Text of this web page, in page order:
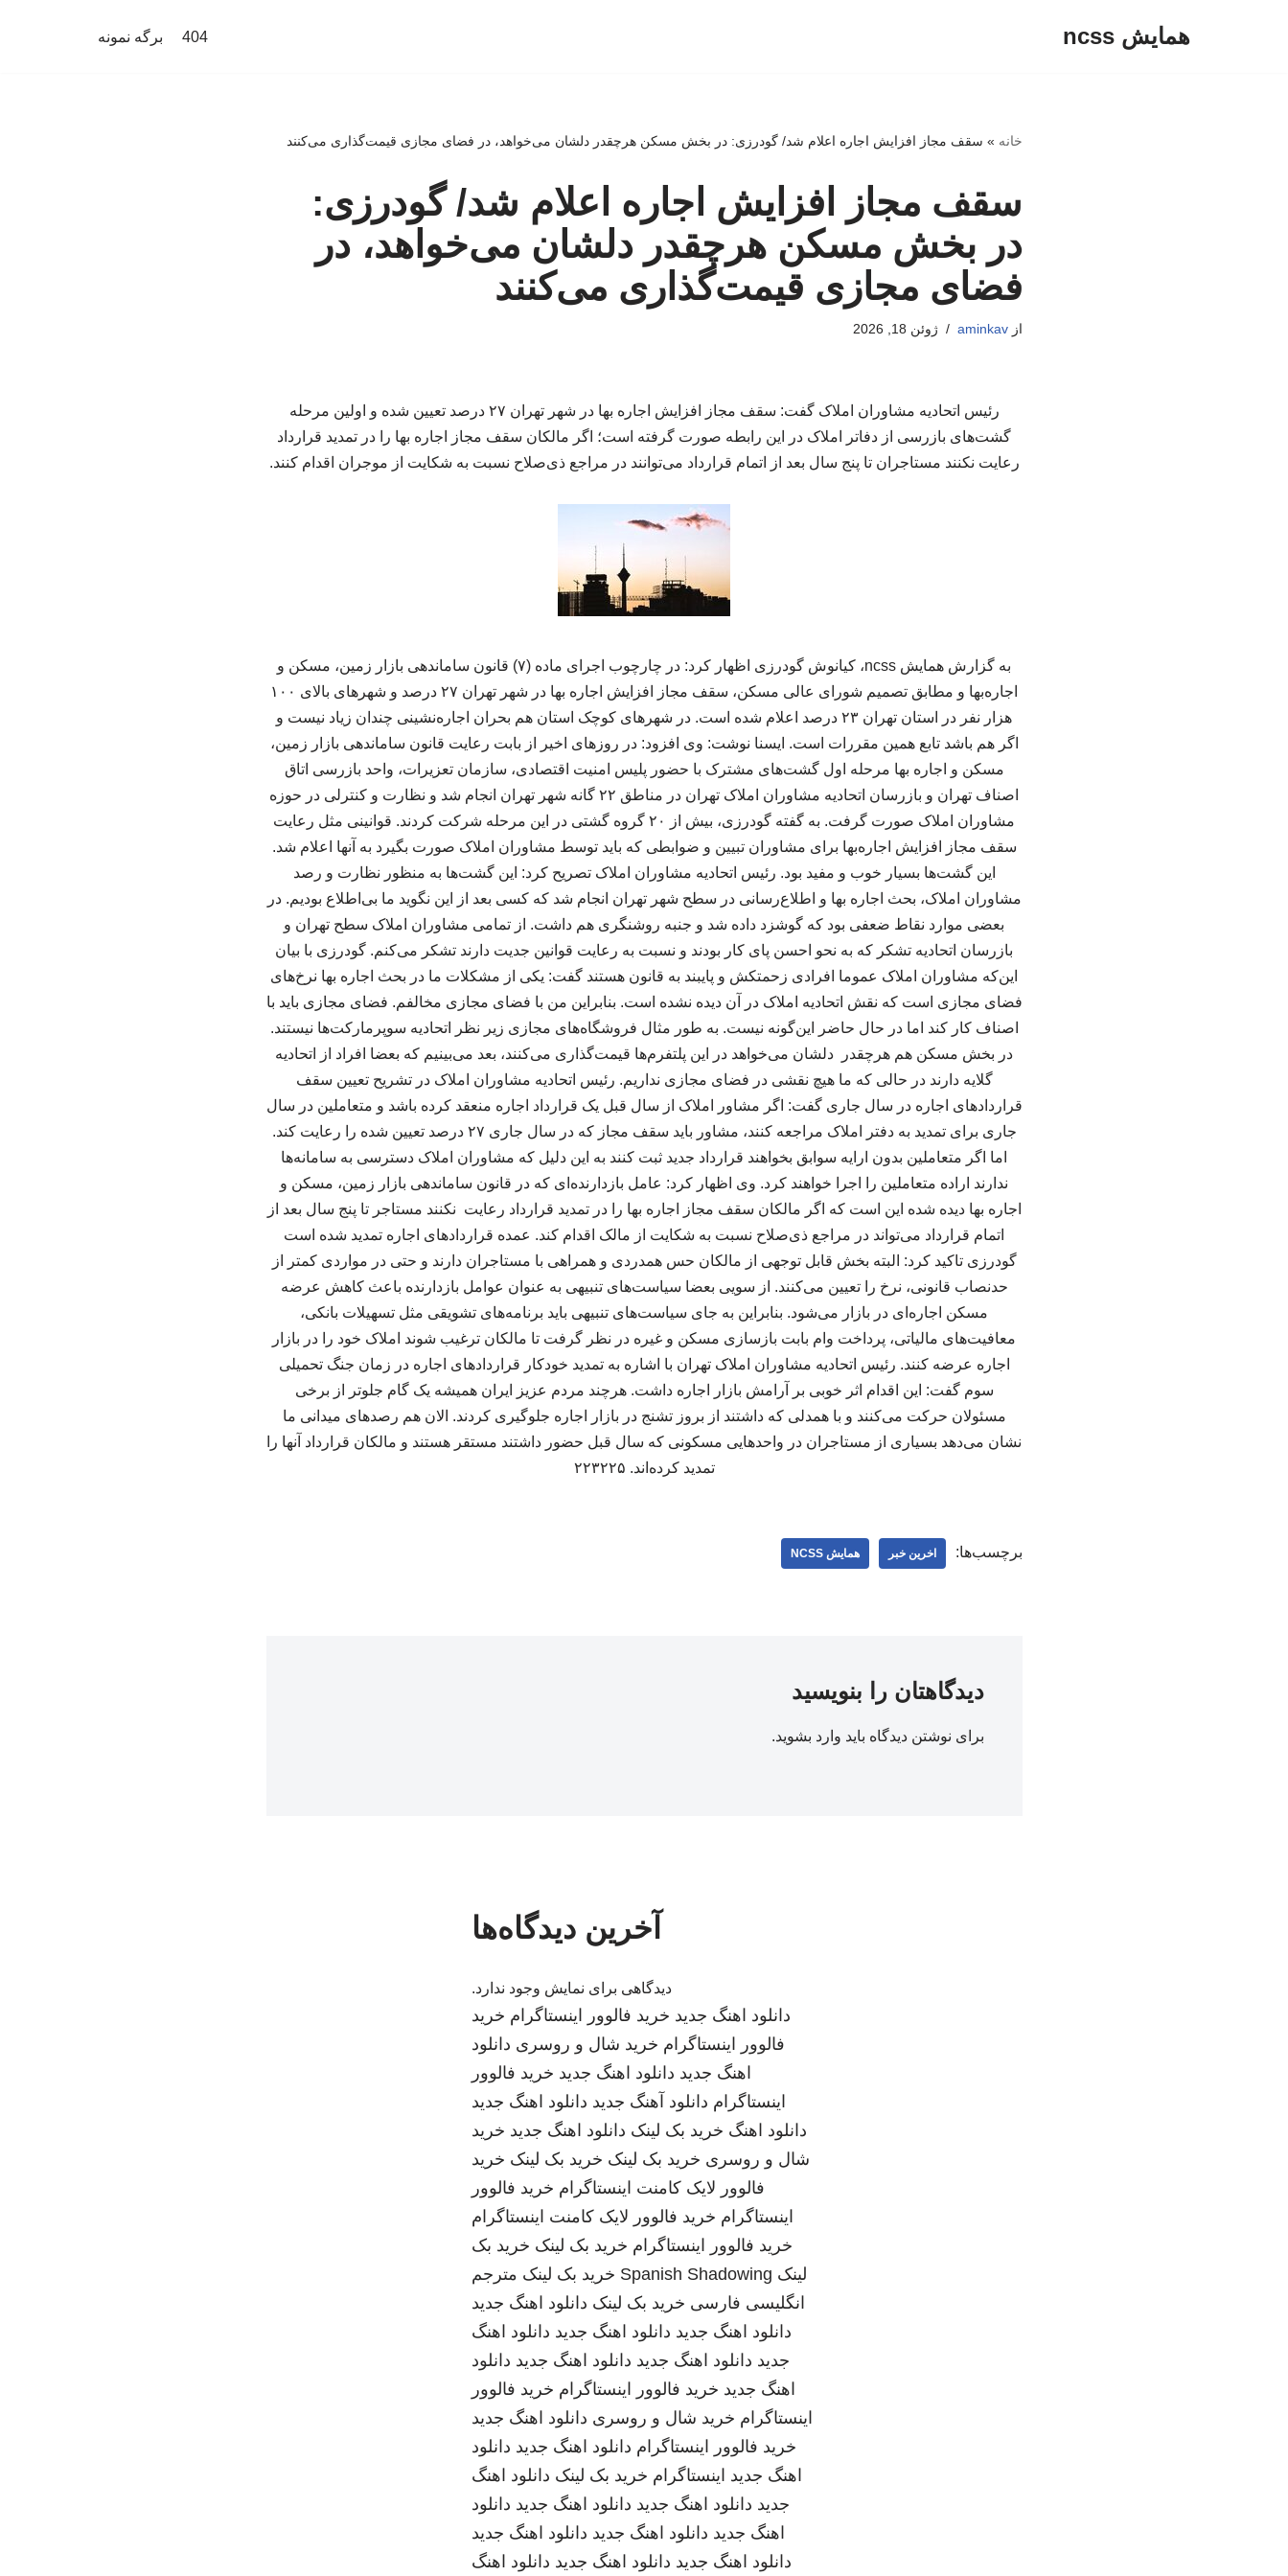
همایش ncss 404 برگه نمونه
خانه » سقف مجاز افزایش اجاره اعلام شد/ گودرزی: در بخش مسکن هرچقدر دلشان می‌خواهد، در فضای مجازی قیمت‌گذاری می‌کنند
سقف مجاز افزایش اجاره اعلام شد/ گودرزی:
در بخش مسکن هرچقدر دلشان می‌خواهد، در
فضای مجازی قیمت‌گذاری می‌کنند
ازaminkav ژوئن 18, 2026
رئیس اتحادیه مشاوران املاک گفت: سقف مجاز افزایش اجاره بها در شهر تهران ۲۷ درصد تعیین شده و اولین مرحله
گشت‌های بازرسی از دفاتر املاک در این رابطه صورت گرفته است؛ اگر مالکان سقف مجاز اجاره بها را در تمدید قرارداد
رعایت نکنند مستاجران تا پنج سال بعد از اتمام قرارداد می‌توانند در مراجع ذی‌صلاح نسبت به شکایت از موجران اقدام کنند.
به گزارش همایش ncss، کیانوش گودرزی اظهار کرد: در چارچوب اجرای ماده (۷) قانون ساماندهی بازار زمین، مسکن و
اجاره‌بها و مطابق تصمیم شورای عالی مسکن، سقف مجاز افزایش اجاره بها در شهر تهران ۲۷ درصد و شهرهای بالای ۱۰۰
هزار نفر در استان تهران ۲۳ درصد اعلام شده است. در شهرهای کوچک استان هم بحران اجاره‌نشینی چندان زیاد نیست و
اگر هم باشد تابع همین مقررات است. ایسنا نوشت: وی افزود: در روزهای اخیر از بابت رعایت قانون ساماندهی بازار زمین،
مسکن و اجاره بها مرحله اول گشت‌های مشترک با حضور پلیس امنیت اقتصادی، سازمان تعزیرات، واحد بازرسی اتاق
اصناف تهران و بازرسان اتحادیه مشاوران املاک تهران در مناطق ۲۲ گانه شهر تهران انجام شد و نظارت و کنترلی در حوزه
مشاوران املاک صورت گرفت. به گفته گودرزی، بیش از ۲۰ گروه گشتی در این مرحله شرکت کردند. قوانینی مثل رعایت
سقف مجاز افزایش اجاره‌بها برای مشاوران تبیین و ضوابطی که باید توسط مشاوران املاک صورت بگیرد به آنها اعلام شد.
این گشت‌ها بسیار خوب و مفید بود. رئیس اتحادیه مشاوران املاک تصریح کرد: این گشت‌ها به منظور نظارت و رصد
مشاوران املاک، بحث اجاره بها و اطلاع‌رسانی در سطح شهر تهران انجام شد که کسی بعد از این نگوید ما بی‌اطلاع بودیم. در
بعضی موارد نقاط ضعفی بود که گوشزد داده شد و جنبه روشنگری هم داشت. از تمامی مشاوران املاک سطح تهران و
بازرسان اتحادیه تشکر که به نحو احسن پای کار بودند و نسبت به رعایت قوانین جدیت دارند تشکر می‌کنم. گودرزی با بیان
این‌که مشاوران املاک عموما افرادی زحمتکش و پایبند به قانون هستند گفت: یکی از مشکلات ما در بحث اجاره بها نرخ‌های
فضای مجازی است که نقش اتحادیه املاک در آن دیده نشده است. بنابراین من با فضای مجازی مخالفم. فضای مجازی باید با
اصناف کار کند اما در حال حاضر این‌گونه نیست. به طور مثال فروشگاه‌های مجازی زیر نظر اتحادیه سوپرمارکت‌ها نیستند.
در بخش مسکن هم هرچقدر دلشان می‌خواهد در این پلتفرم‌ها قیمت‌گذاری می‌کنند، بعد می‌بینیم که بعضا افراد از اتحادیه
گلایه دارند در حالی که ما هیچ نقشی در فضای مجازی نداریم. رئیس اتحادیه مشاوران املاک در تشریح تعیین سقف
قراردادهای اجاره در سال جاری گفت: اگر مشاور املاک از سال قبل یک قرارداد اجاره منعقد کرده باشد و متعاملین در سال
جاری برای تمدید به دفتر املاک مراجعه کنند، مشاور باید سقف مجاز که در سال جاری ۲۷ درصد تعیین شده را رعایت کند.
اما اگر متعاملین بدون ارایه سوابق بخواهند قرارداد جدید ثبت کنند به این دلیل که مشاوران املاک دسترسی به سامانه‌ها
ندارند اراده متعاملین را اجرا خواهند کرد. وی اظهار کرد: عامل بازدارنده‌ای که در قانون ساماندهی بازار زمین، مسکن و
اجاره بها دیده شده این است که اگر مالکان سقف مجاز اجاره بها را در تمدید قرارداد رعایت نکنند مستاجر تا پنج سال بعد از
اتمام قرارداد می‌تواند در مراجع ذی‌صلاح نسبت به شکایت از مالک اقدام کند. عمده قراردادهای اجاره تمدید شده است
گودرزی تاکید کرد: البته بخش قابل توجهی از مالکان حس همدردی و همراهی با مستاجران دارند و حتی در مواردی کمتر از
حدنصاب قانونی، نرخ را تعیین می‌کنند. از سویی بعضا سیاست‌های تنبیهی به عنوان عوامل بازدارنده باعث کاهش عرضه
مسکن اجاره‌ای در بازار می‌شود. بنابراین به جای سیاست‌های تنبیهی باید برنامه‌های تشویقی مثل تسهیلات بانکی،
معافیت‌های مالیاتی، پرداخت وام بابت بازسازی مسکن و غیره در نظر گرفت تا مالکان ترغیب شوند املاک خود را در بازار
اجاره عرضه کنند. رئیس اتحادیه مشاوران املاک تهران با اشاره به تمدید خودکار قراردادهای اجاره در زمان جنگ تحمیلی
سوم گفت: این اقدام اثر خوبی بر آرامش بازار اجاره داشت. هرچند مردم عزیز ایران همیشه یک گام جلوتر از برخی
مسئولان حرکت می‌کنند و با همدلی که داشتند از بروز تشنج در بازار اجاره جلوگیری کردند. الان هم رصدهای میدانی ما
نشان می‌دهد بسیاری از مستاجران در واحدهایی مسکونی که سال قبل حضور داشتند مستقر هستند و مالکان قرارداد آنها را
تمدید کرده‌اند. ۲۲۳۲۲۵
برچسب‌ها: اخرین خبر همایش NCSS
دیدگاهتان را بنویسید
برای نوشتن دیدگاه باید وارد بشوید.
آخرین دیدگاه‌ها
دیدگاهی برای نمایش وجود ندارد.
دانلود اهنگ جدید خرید فالوور اینستاگرام خرید
فالوور اینستاگرام خرید شال و روسری دانلود
اهنگ جدید دانلود اهنگ جدید خرید فالوور
اینستاگرام دانلود آهنگ جدید دانلود اهنگ جدید
دانلود اهنگ خرید بک لینک دانلود اهنگ جدید خرید
شال و روسری خرید بک لینک خرید بک لینک خرید
فالوور لایک کامنت اینستاگرام خرید فالوور
اینستاگرام خرید فالوور لایک کامنت اینستاگرام
خرید فالوور اینستاگرام خرید بک لینک خرید بک
لینک Spanish Shadowing خرید بک لینک مترجم
انگلیسی فارسی خرید بک لینک دانلود اهنگ جدید
دانلود اهنگ جدید دانلود اهنگ جدید دانلود اهنگ
جدید دانلود اهنگ جدید دانلود اهنگ جدید دانلود
اهنگ جدید خرید فالوور اینستاگرام خرید فالوور
اینستاگرام خرید شال و روسری دانلود اهنگ جدید
خرید فالوور اینستاگرام دانلود اهنگ جدید دانلود
اهنگ جدید اینستاگرام خرید بک لینک دانلود اهنگ
جدید دانلود اهنگ جدید دانلود اهنگ جدید دانلود
اهنگ جدید دانلود اهنگ جدید دانلود اهنگ جدید
دانلود اهنگ جدید دانلود اهنگ جدید دانلود اهنگ